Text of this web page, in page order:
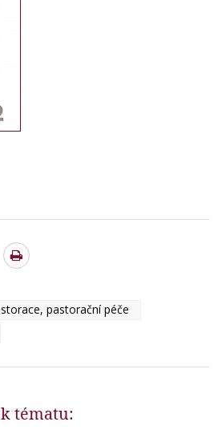
pastorační péče
tématu: